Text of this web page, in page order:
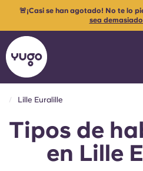
Acerca de
Ubicaciones
English (GB)
English (US)
🚨¡Casi se han agotado! No te lo
sea
Lille Euralille
Tipos de
en Lille